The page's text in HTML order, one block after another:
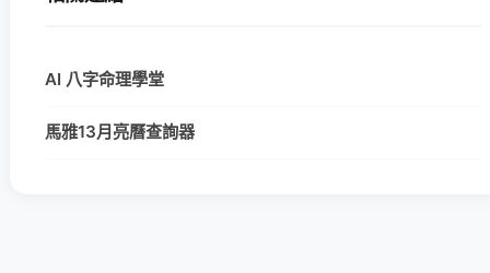
AI 八字命理學堂
馬雅13月亮曆查詢器